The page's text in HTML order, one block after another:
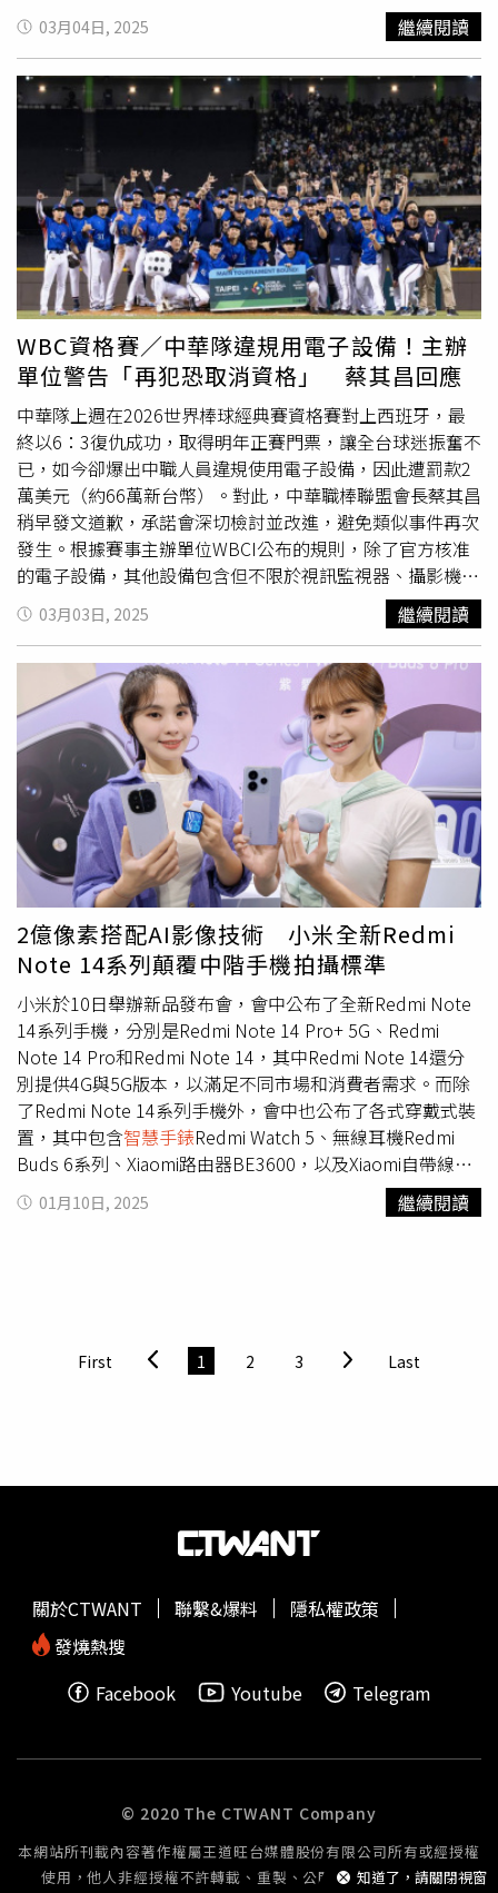
從乙方美編到企劃／專案經理，到市府承辦人員、承辦單位
主管，完全沒人發現Taipei多了一個I？那是你城市的名字
耶！每個乙方都知道業主名稱、CI是多神聖不可侵犯的存在
吧？」據了解，對於宣傳品把「TAIPEI」拼錯一事，世壯運
執行委員會已發表回應，表示在發現錯誤後已第一時間將相
關素材下架，並同步通知各通路停止使用；委員會也要求全
面檢視宣傳品流程、加強審核機制，以確保後續內容正確無
誤。
響健康，但其實，雙酚A會直接滲透皮膚，然後進入血液循
環，影響內分泌系統，甚至可能干擾生殖功能，更可怕的
是，雙酚A的皮膚吸收率比想像中還高，24小時內竟然有
25%能夠滲透進皮膚，換句話說，只要用手摸到含雙酚A的
物品，就等於讓這些化學物質「直接進入體內」，但大家完
全不會感覺到。張家銘指出，雙酚A的主要用途是製造塑
膠，特別是聚碳酸酯（PC）塑膠和環氧樹脂（Epoxy
resin），這些材料因為耐用、透明、耐高溫，所以被廣泛
用在3C產品外殼、食品罐頭內襯、醫療器材、建築材料等
各種地方，像是每天用的手機殼、鍵盤、滑鼠、信用卡、收
據紙、塑膠瓶、運動器材，很多都是用含雙酚A的塑膠製成
的，但問題是，雙酚A會隨著時間釋放，尤其是當這些東西
受到摩擦、加熱（例如曬太陽）或潮濕時，雙酚A會更容易
滲透到皮膚，最終進入人體。他進一步指出，雙酚A透皮吸
收太誇張，摸10小時，等於每天額外吸收71微克雙酚A；研
究發現，只要手接觸含雙酚A的收據5秒鐘，就會有大約1微
克雙酚A沾在手指上，如果手是濕的、油的，吸收量還會直
接增加10倍，而且這些雙酚A不只是附著在皮膚表面，它會
慢慢滲透進去，24小時內大約有25%能夠穿透皮膚，進入
血液循環。張家銘提醒，雙酚A可能引發的健康問題，尤其
是孕婦和孩童要特別小心，雙酚A之所以令人擔憂，是因為
它模仿人體雌激素，會干擾賀爾蒙系統，影響生殖健康、發
育，甚至增加某些癌症的風險，研究發現，雙酚A可能降低
男性睪固酮，影響精子數量，導致不孕，而對女性來說，則
可能干擾卵巢功能，甚至影響胎兒發育，如果孕婦長期接觸
雙酚A，未來孩子罹患內分泌相關疾病的風險可能會更高。
張家銘說，除此之外，雙酚A也與乳癌、前列腺癌、甲狀腺
疾病有關，甚至可能影響兒童的神經發育，導致注意力不集
中、過動症（ADHD）風險上升，「現在，我們需要的不只
是『BPA-Free』的標籤，而是更透明的資訊、更嚴格的產
品標準，確保BPA及其替代物的安全性。」
03月04日, 2025 繼續閱讀
WBC資格賽／中華隊違規用電子設備！主辦
單位警告「再犯恐取消資格」 蔡其昌回應
中華隊上週在2026世界棒球經典賽資格賽對上西班牙，最
終以6：3復仇成功，取得明年正賽門票，讓全台球迷振奮不
已，如今卻爆出中職人員違規使用電子設備，因此遭罰款2
萬美元（約66萬新台幣）。對此，中華職棒聯盟會長蔡其昌
稍早發文道歉，承諾會深切檢討並改進，避免類似事件再次
發生。根據賽事主辦單位WBCI公布的規則，除了官方核准
的電子設備，其他設備包含但不限於視訊監視器、攝影機
（含場內攝影機）、雷達追蹤系統、重播影像系統、電腦、
筆記型電腦、平板電腦、手機、
、對講機，或任何
休息區、牛棚或場上。據了解，在首場對戰西班牙的比賽
中，協助搬運的中職人員就在放裝備的辦公室違規使用手
機，此外筆電、印表機等禁用設備，也出現在中華隊辦公
室，並列印情蒐資料，遭大聯盟人員制止，事後被主辦單位
裁罰2萬美元。不僅如此，主辦單位更嚴正警告，如果再有
類似違規情形，不排除取消中華隊參賽資格。對此，中職表
示，確實有協助搬運的同仁在放裝備的辦公室使用手機而違
規，賽後大會依規定予以罰鍰，這部分將由聯盟繳納，後續
會加強教育並改進。中職會長蔡其昌稍早也在Threads發文
稱，「有關資格賽首戰違規遭大會罰鍰之事，昨天聯盟已收
到大會罰鍰的公文。有關這次的事件，我會與主管同仁共同
深切檢討並改進，避免在未來的國際賽事再發生。」
03月03日, 2025 繼續閱讀
2億像素搭配AI影像技術 小米全新Redmi
Note 14系列顛覆中階手機拍攝標準
小米於10日舉辦新品發布會，會中公布了全新Redmi Note
14系列手機，分別是Redmi Note 14 Pro+ 5G、Redmi
Note 14 Pro和Redmi Note 14，其中Redmi Note 14還分
別提供4G與5G版本，以滿足不同市場和消費者需求。而除
了Redmi Note 14系列手機外，會中也公布了各式穿戴式裝
置，其中包含智慧手錶Redmi Watch 5、無線耳機Redmi
Buds 6系列、Xiaomi路由器BE3600，以及Xiaomi自帶線行
動電源10000系列。Redmi Note 14 Pro+ 5G特色（圖／廖
梓翔攝）Redmi Note 14 Pro+ 5G是這次系列中最頂級的版
拍出穩定清晰的影像。AI加持的影像處理功能，更進一步提
升夜拍效果，讓暗光環境的拍攝畫面也細膩動人。螢幕則採
看影片。在續航方面，Redmi Note 14 Pro+ 5G配備
分鐘就能充滿大部分電量，不必再為充電時間而煩惱，真正
實現高效生活。這次Redmi Note 14 Pro+ 5G提供三種色彩
分別有12GB RAM+256GB ROM，定價為新台幣11,999元，
另外還有更高規格的12GB RAM+512GB ROM，售價則為新
Redmi Note 14 Pro是這次系列中的高階版本，延續Redmi
刷新率，處理器部分則為聯發科Dimensity 7200-Ultra晶
片，面對遊戲與日常需求，也是絲毫不遜色。在續航方面，
Redmi Note 14 Pro+ 5G配備5,110mAh大電池，但僅支援
45W快充，雖無法與Redmi Note 14 Pro+ 5G的120W超級
01月10日, 2025 繼續閱讀
First 1 2 3 Last
知道了，請關閉視窗
關於CTWANT 聯繫&爆料
隱私權政策
發燒熱搜
Facebook
Youtube Telegram
© 2020 The CTWANT Company
本網站所刊載內容著作權屬王道旺台媒體股份有限公司所有或經授權
使用，他人非經授權不許轉載、重製、公開播送或公開傳輸。